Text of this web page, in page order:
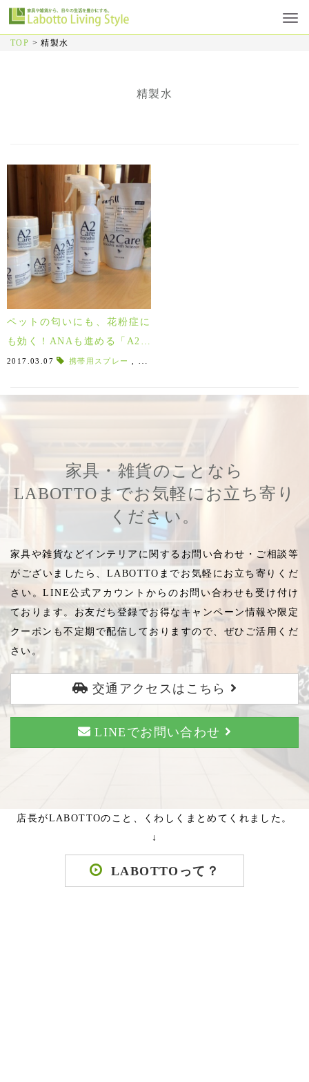
TOP >精製水
精製水
ペットの匂いにも、花粉症に
も効く！ANAも進める「A2ケ
ア」
2017.03.07 携帯用スプレー
家具・雑貨のことなら
LABOTTOまでお気軽にお立ち寄り
ください。
家具や雑貨などインテリアに関するお問い合わせ・ご相談等
がございましたら、LABOTTOまでお気軽にお立ち寄りくだ
さい。LINE公式アカウントからのお問い合わせも受け付け
ております。お友だち登録でお得なキャンペーン情報や限定
クーポンも不定期で配信しておりますので、ぜひご活用くだ
さい。
交通アクセスはこちら
LINEでお問い合わせ
店長がLABOTTOのこと、くわしくまとめてくれました。
↓
LABOTTOって？